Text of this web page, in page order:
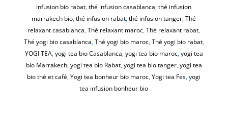
infusion bio rabat,thé infusion casablanca,thé infusion
marrakech bio,thé infusion rabat,thé infusion tanger,Thé
relaxant casablanca,Thé relaxant maroc,Thé relaxant rabat,
Thé yogi bio casablanca,Thé yogi bio maroc,Thé yogi bio rabat,
YOGI TEA,yogi tea bio Casablanca,yogi tea bio maroc,yogi tea
bio Marrakech,yogi tea bio Rabat,yogi tea bio tanger,yogi tea
bio thé et café,Yogi tea bonheur bio maroc,Yogi tea Fes,yogi
tea infusion bonheur bio